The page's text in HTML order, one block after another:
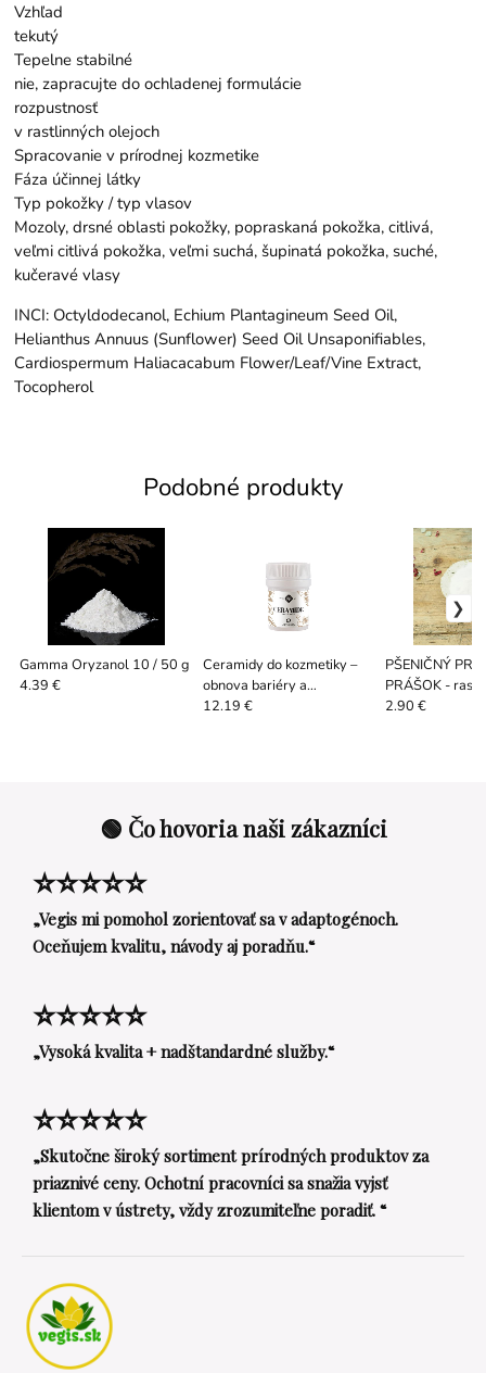
Vzhľad
tekutý
Tepelne stabilné
nie, zapracujte do ochladenej formulácie
rozpustnosť
v rastlinných olejoch
Spracovanie v prírodnej kozmetike
Fáza účinnej látky
Typ pokožky / typ vlasov
Mozoly, drsné oblasti pokožky, popraskaná pokožka, citlivá,
veľmi citlivá pokožka, veľmi suchá, šupinatá pokožka, suché,
kučeravé vlasy
INCI: Octyldodecanol, Echium Plantagineum Seed Oil,
Helianthus Annuus (Sunflower) Seed Oil Unsaponifiables,
Cardiospermum Haliacacabum Flower/Leaf/Vine Extract,
Tocopherol
Podobné produkty
Gamma Oryzanol 10 / 50 g
4.39 €
Ceramidy do kozmetiky –
obnova bariéry a
hydratácia 5 g
12.19 €
PŠENIČNÝ
PRÁŠOK -
náhrada
2.90 €
🟢 Čo hovoria naši zákazníci
⭐⭐⭐⭐⭐
„Vegis mi pomohol zorientovať sa v adaptogénoch.
Oceňujem kvalitu, návody aj poradňu.“
⭐⭐⭐⭐⭐
„Vysoká kvalita + nadštandardné služby.“
⭐⭐⭐⭐⭐
„Skutočne široký sortiment prírodných produktov za
priaznivé ceny. Ochotní pracovníci sa snažia vyjsť
klientom v ústrety, vždy zrozumiteľne poradiť. “